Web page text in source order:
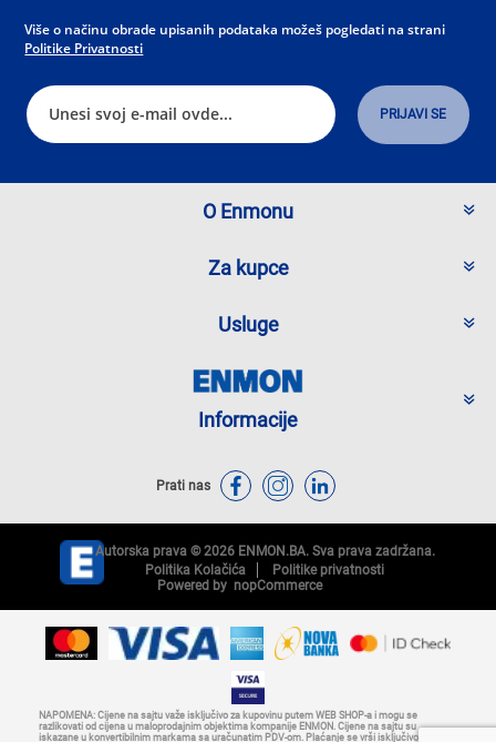
Više o načinu obrade upisanih podataka možeš pogledati na strani
Politike Privatnosti
O Enmonu
Za kupce
Usluge
Informacije
Prati nas
Autorska prava © 2026 ENMON.BA. Sva prava zadržana.
Politika Kolačića
Politike privatnosti
Powered by nopCommerce
NAPOMENA: Cijene na sajtu važe isključivo za kupovinu putem WEB SHOP-a i mogu se
razlikovati od cijena u maloprodajnim objektima kompanije ENMON. Cijene na sajtu su
iskazane u konvertibilnim markama sa uračunatim PDV-om. Plaćanje se vrši isključivo u